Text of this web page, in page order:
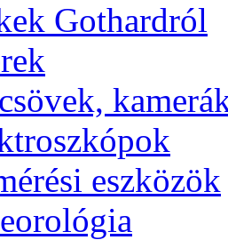
Got­hard­ról
esz­kö­zök